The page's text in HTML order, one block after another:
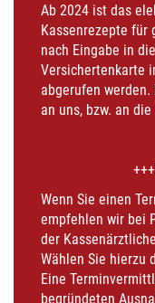
Ab 2024 ist das
Kassenrezepte für
nach Eingabe in
Versichertenkarte
abgerufen
an uns, bzw. an
Wenn Sie einen
empfehlen wir bei
der
Wählen Sie hierzu
Eine
begründeten